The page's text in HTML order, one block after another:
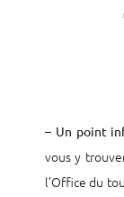
– Un point
vous y
l’Office du